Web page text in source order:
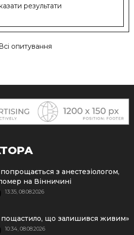
результати
Всі опитування
з анестезіологом,
на Вінничині
13:35, 08.08.2026
пощастило, що залишився живим»
10:34, 08.08.2026